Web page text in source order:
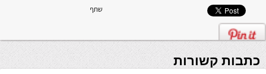
שתף
כתבות קשורות